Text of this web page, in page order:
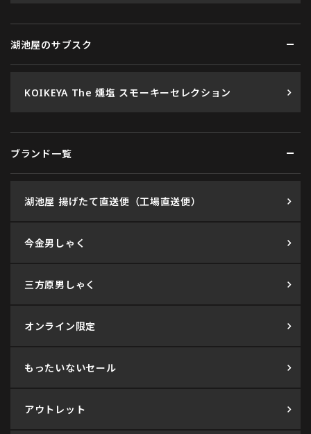
湖池屋のサブスク
KOIKEYA The 燻塩 スモーキーセレクション
ブランド一覧
湖池屋 揚げたて直送便（工場直送便）
今金男しゃく
三方原男しゃく
オンライン限定
もったいないセール
アウトレット